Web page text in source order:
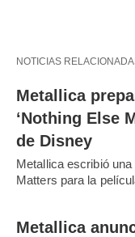
NOTICIAS
Metallica
‘Nothing Else
de Disney
Metallica escribió
Matters para la
Metallica